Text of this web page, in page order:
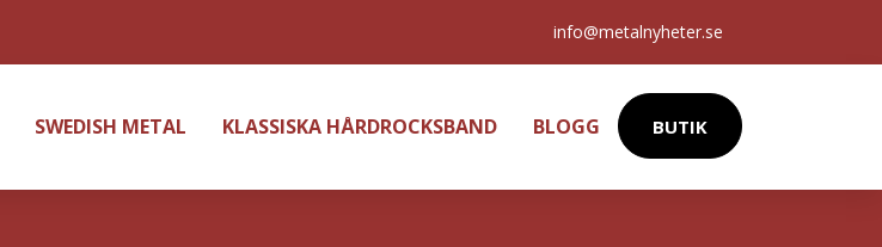
info@metalnyheter.se
SWEDISH METAL KLASSISKA HÅRDROCKSBAND BLOGG BUTIK